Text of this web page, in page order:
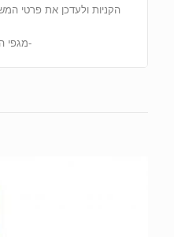
הקניות ולעדכן את פרטי
מגפי האגג בדרך אליכם! UGG מגפי ה-